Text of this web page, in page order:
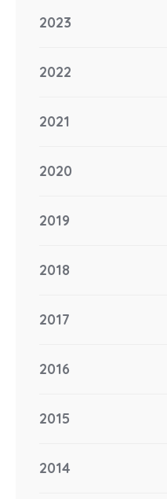
2023
2022
2021
2020
2019
2018
2017
2016
2015
2014